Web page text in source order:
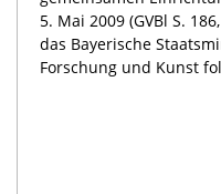
5. Mai 2009 (GVBl S.
das Bayerische
Forschung und Kunst